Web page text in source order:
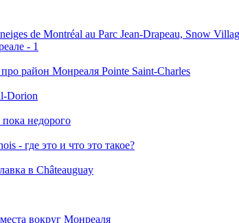
de Montréal au Parc Jean-Drapeau, Snow
- 1
район Монреаля Pointe Saint-Charles
Dorion
недорого
- где это и что это такое?
в Châteauguay
вокруг Монреаля